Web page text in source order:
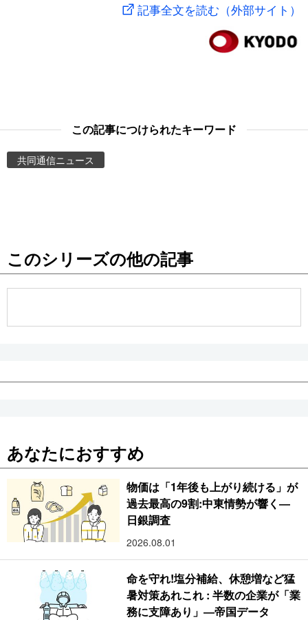
お知らせ
記事全文を読む（外部サイト）
この記事につけられたキーワード
共同通信ニュース
このシリーズの他の記事
あなたにおすすめ
物価は「1年後も上がり続ける」が
過去最高の9割:中東情勢が響く―
日銀調査
2026.08.01
命を守れ!塩分補給、休憩増など猛
暑対策あれこれ : 半数の企業が「業
務に支障あり」―帝国データ